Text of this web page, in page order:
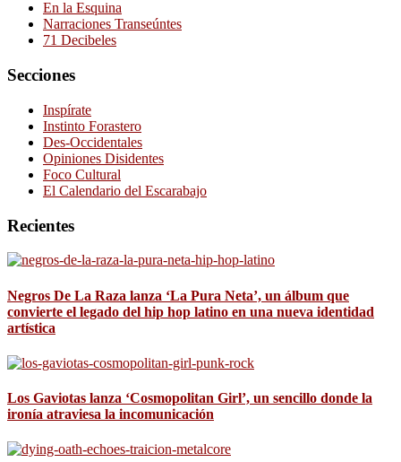
En la Esquina
Narraciones Transeúntes
71 Decibeles
Secciones
Inspírate
Instinto Forastero
Des-Occidentales
Opiniones Disidentes
Foco Cultural
El Calendario del Escarabajo
Recientes
Negros De La Raza lanza ‘La Pura Neta’, un álbum que
convierte el legado del hip hop latino en una nueva identidad
artística
Los Gaviotas lanza ‘Cosmopolitan Girl’, un sencillo donde la
ironía atraviesa la incomunicación